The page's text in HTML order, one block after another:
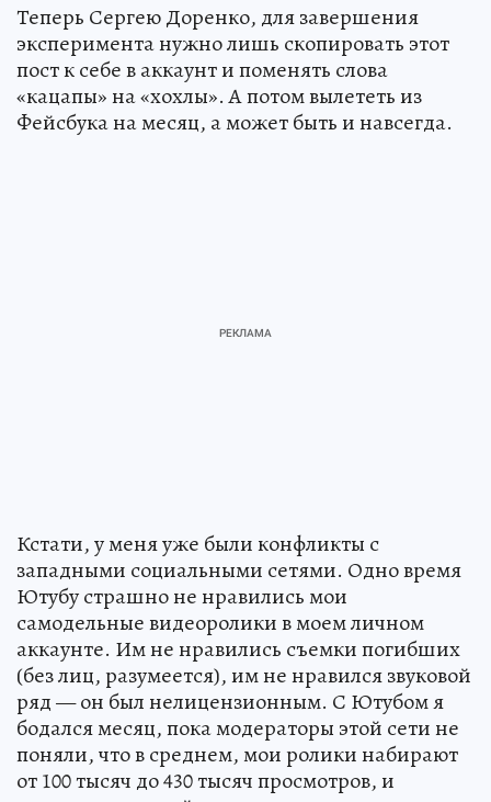
Теперь Сергею Доренко, для завершения
эксперимента нужно лишь скопировать этот
пост к себе в аккаунт и поменять слова
«кацапы» на «хохлы». А потом вылететь из
Фейсбука на месяц, а может быть и навсегда.
Кстати, у меня уже были конфликты с
западными социальными сетями. Одно время
Ютубу страшно не нравились мои
самодельные видеоролики в моем личном
аккаунте. Им не нравились съемки погибших
(без лиц, разумеется), им не нравился звуковой
ряд — он был нелицензионным. С Ютубом я
бодался месяц, пока модераторы этой сети не
поняли, что в среднем, мои ролики набирают
от 100 тысяч до 430 тысяч просмотров, и